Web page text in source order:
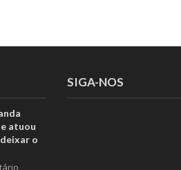
atuou
o
SIGA-NOS